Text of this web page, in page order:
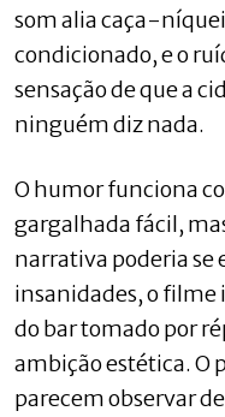
som alia caça-
condicionado, e o
sensação de que a
ninguém diz nada.
O humor funciona
gargalhada fácil,
narrativa poderia se
insanidades, o filme
do bar tomado por
ambição estética. O
parecem observar